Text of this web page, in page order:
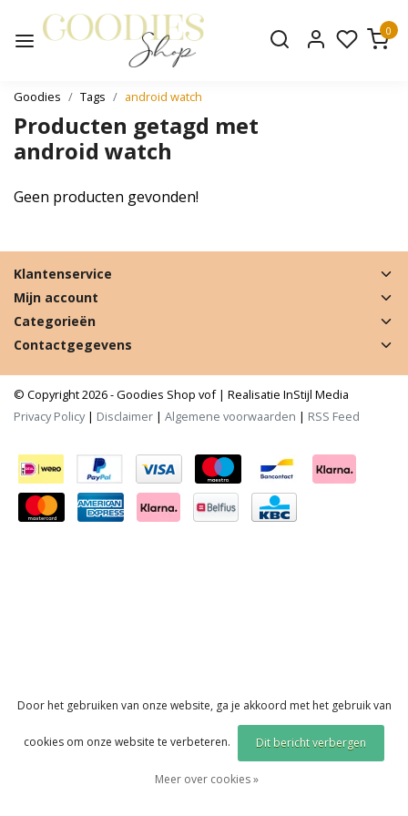
0
Goodies Tags android watch
Producten getagd met
android watch
Geen producten gevonden!
Klantenservice
Mijn account
Categorieën
Contactgegevens
© Copyright 2026 - Goodies Shop vof | Realisatie InStijl Media
Privacy Policy| Disclaimer | Algemene voorwaarden | RSS Feed
Door het gebruiken van onze website, ga je akkoord met het gebruik van
cookies om onze website te verbeteren. Dit bericht verbergen
Meer over cookies »